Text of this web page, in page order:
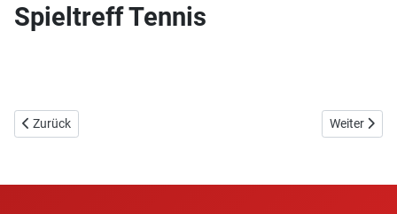
Spieltreff Tennis
Vorheriger Beitrag: Unsere Trainer
Zurück Nächster
Weiter